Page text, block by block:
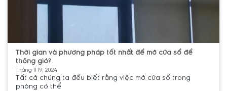
Thời gian và phương pháp tốt nhất để mở cửa sổ để
thông gió‌?
Tháng 11 19, 2024
Tất cả chúng ta đều biết rằng việc mở cửa sổ trong
phòng có thể